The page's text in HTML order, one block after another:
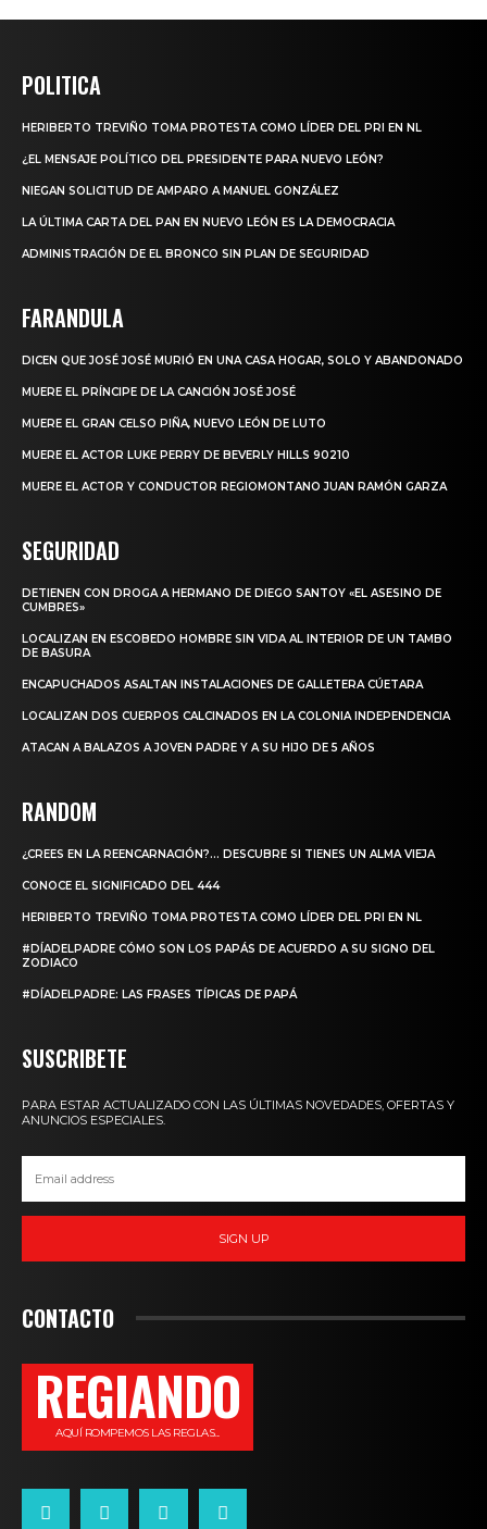
POLITICA
HERIBERTO TREVIÑO TOMA PROTESTA COMO LÍDER DEL PRI EN NL
¿EL MENSAJE POLÍTICO DEL PRESIDENTE PARA NUEVO LEÓN?
NIEGAN SOLICITUD DE AMPARO A MANUEL GONZÁLEZ
LA ÚLTIMA CARTA DEL PAN EN NUEVO LEÓN ES LA DEMOCRACIA
ADMINISTRACIÓN DE EL BRONCO SIN PLAN DE SEGURIDAD
FARANDULA
DICEN QUE JOSÉ JOSÉ MURIÓ EN UNA CASA HOGAR, SOLO Y ABANDONADO
MUERE EL PRÍNCIPE DE LA CANCIÓN JOSÉ JOSÉ
MUERE EL GRAN CELSO PIÑA, NUEVO LEÓN DE LUTO
MUERE EL ACTOR LUKE PERRY DE BEVERLY HILLS 90210
MUERE EL ACTOR Y CONDUCTOR REGIOMONTANO JUAN RAMÓN GARZA
SEGURIDAD
DETIENEN CON DROGA A HERMANO DE DIEGO SANTOY «EL ASESINO DE
CUMBRES»
LOCALIZAN EN ESCOBEDO HOMBRE SIN VIDA AL INTERIOR DE UN TAMBO
DE BASURA
ENCAPUCHADOS ASALTAN INSTALACIONES DE GALLETERA CÚETARA
LOCALIZAN DOS CUERPOS CALCINADOS EN LA COLONIA INDEPENDENCIA
ATACAN A BALAZOS A JOVEN PADRE Y A SU HIJO DE 5 AÑOS
RANDOM
¿CREES EN LA REENCARNACIÓN?… DESCUBRE SI TIENES UN ALMA VIEJA
CONOCE EL SIGNIFICADO DEL 444
HERIBERTO TREVIÑO TOMA PROTESTA COMO LÍDER DEL PRI EN NL
#DÍADELPADRE CÓMO SON LOS PAPÁS DE ACUERDO A SU SIGNO DEL
ZODIACO
#DÍADELPADRE: LAS FRASES TÍPICAS DE PAPÁ
SUSCRIBETE
PARA ESTAR ACTUALIZADO CON LAS ÚLTIMAS NOVEDADES, OFERTAS Y
ANUNCIOS ESPECIALES.
SIGN UP
CONTACTO
REGIANDO
AQUÍ ROMPEMOS LAS REGLAS...